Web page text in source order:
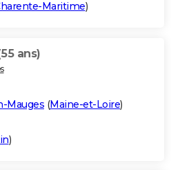
Maritime)
ans)
Mauges (Maine-et-Loire)
)